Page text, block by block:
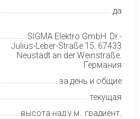
да
SIGMA Elektro GmbH, Dr.-
Julius-Leber-Straße 15, 67433
Neustadt an der Weinstraße,
Германия
за день и общие
текущая
высота над у.м., градиент,